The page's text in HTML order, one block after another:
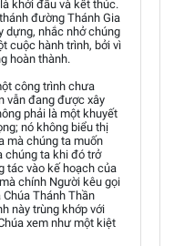
khởi đầu và kết thúc.
đường Thánh Gia
dựng, nhắc nhở chúng
cuộc hành trình, bởi vì
hoàn thành.
công trình chưa
vẫn đang được xây
phải là một khuyết
nó không biểu thị
mà chúng ta muốn
chúng ta khi đó trở
tác vào kế hoạch của
chính Người kêu gọi
Thánh Thần
này trùng khớp với
xem như một kiệt